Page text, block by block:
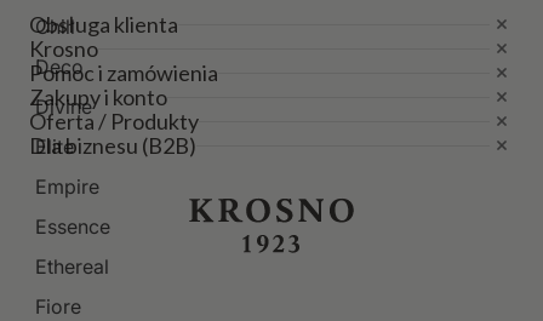
Chill
Deco
Divine
Elite
Empire
Essence
Ethereal
Fiore
Obsługa klienta
Krosno
Pomoc i zamówienia
Zakupy i konto
Oferta / Produkty
Dla biznesu (B2B)